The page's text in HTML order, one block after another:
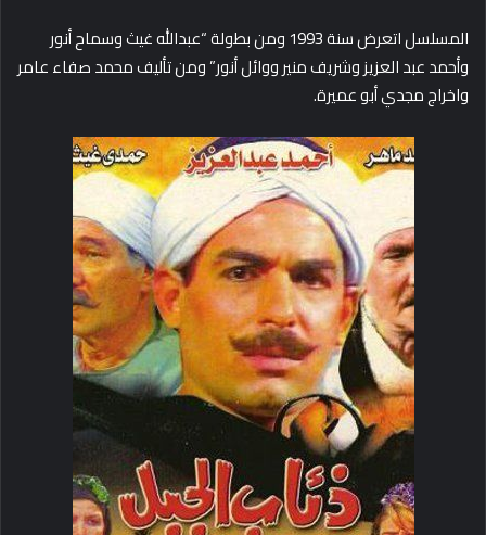
المسلسل اتعرض سنة 1993 ومن بطولة “عبدالله غيث وسماح أنور
وأحمد عبد العزيز وشريف منير ووائل أنور” ومن تأليف محمد صفاء عامر
واخراج مجدي أبو عميرة.